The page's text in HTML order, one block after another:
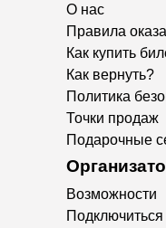
О нас
Правила
Как купить
Как вернуть?
Политика
Точки продаж
Подарочные
Возможности
Подключиться